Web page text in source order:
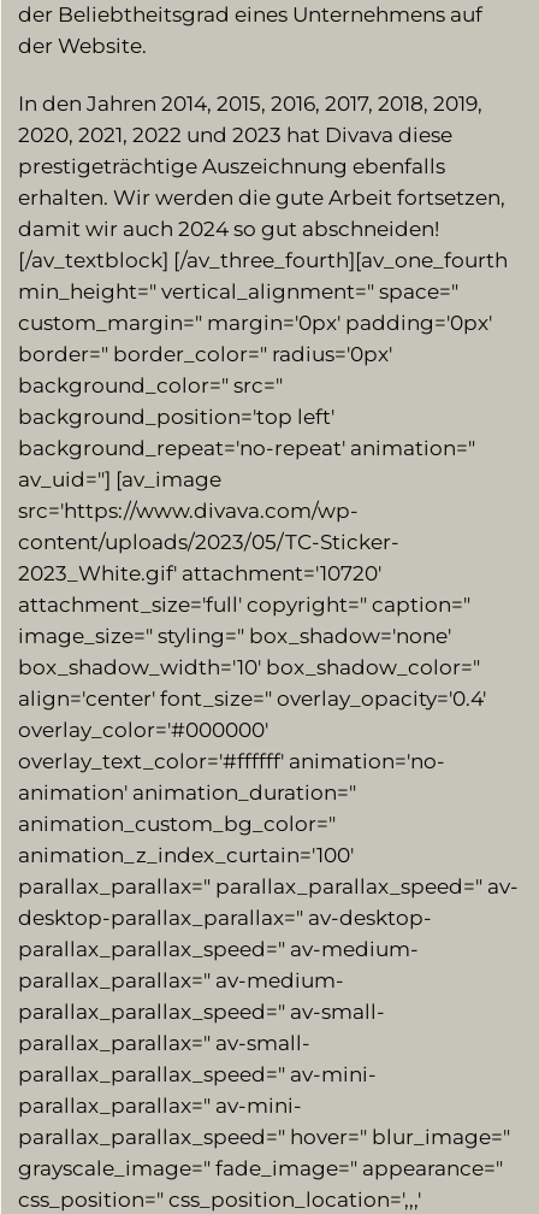
der Beliebtheitsgrad eines Unternehmens auf
der Website.
In den Jahren 2014, 2015, 2016, 2017, 2018, 2019,
2020, 2021, 2022 und 2023 hat Divava diese
prestigeträchtige Auszeichnung ebenfalls
erhalten. Wir werden die gute Arbeit fortsetzen,
damit wir auch 2024 so gut abschneiden!
[/av_textblock] [/av_three_fourth][av_one_fourth
min_height=" vertical_alignment=" space="
custom_margin=" margin='0px' padding='0px'
border=" border_color=" radius='0px'
background_color=" src="
background_position='top left'
background_repeat='no-repeat' animation="
av_uid="] [av_image
src='https://www.divava.com/wp-
content/uploads/2023/05/TC-Sticker-
2023_White.gif' attachment='10720′
attachment_size='full' copyright=" caption="
image_size=" styling=" box_shadow='none'
box_shadow_width='10' box_shadow_color="
align='center' font_size=" overlay_opacity='0.4′
overlay_color='#000000′
overlay_text_color='#ffffff' animation='no-
animation' animation_duration="
animation_custom_bg_color="
animation_z_index_curtain='100′
parallax_parallax=" parallax_parallax_speed=" av-
desktop-parallax_parallax=" av-desktop-
parallax_parallax_speed=" av-medium-
parallax_parallax=" av-medium-
parallax_parallax_speed=" av-small-
parallax_parallax=" av-small-
parallax_parallax_speed=" av-mini-
parallax_parallax=" av-mini-
parallax_parallax_speed=" hover=" blur_image="
grayscale_image=" fade_image=" appearance="
css_position=" css_position_location=',,,'